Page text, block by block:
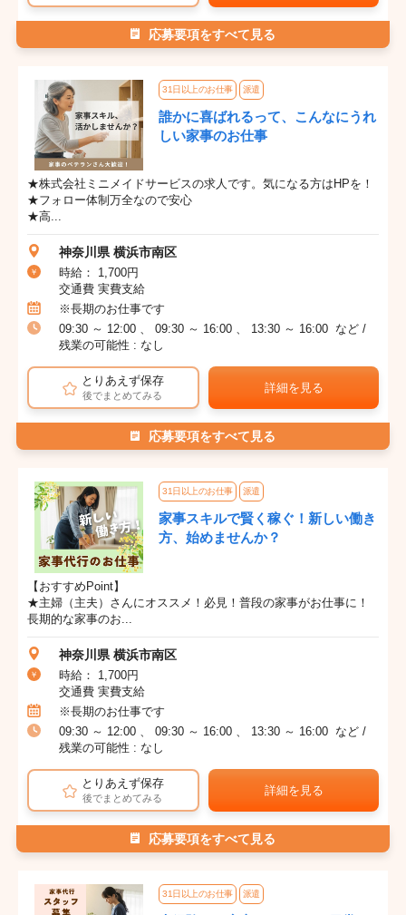
応募要項をすべて見る
31日以上のお仕事 派遣
誰かに喜ばれるって、こんなにうれ
しい家事のお仕事
★株式会社ミニメイドサービスの求人です。気になる方はHPを！
★フォロー体制万全なので安心
★高...
神奈川県 横浜市南区
時給： 1,700円
交通費 実費支給
※長期のお仕事です
09:30 ～ 12:00 、 09:30 ～ 16:00 、 13:30 ～ 16:00 など /
残業の可能性 : なし
とりあえず保存
後でまとめてみる
詳細を見る
応募要項をすべて見る
31日以上のお仕事 派遣
家事スキルで賢く稼ぐ！新しい働き
方、始めませんか？
【おすすめPoint】
★主婦（主夫）さんにオススメ！必見！普段の家事がお仕事に！
長期的な家事のお...
神奈川県 横浜市南区
時給： 1,700円
交通費 実費支給
※長期のお仕事です
09:30 ～ 12:00 、 09:30 ～ 16:00 、 13:30 ～ 16:00 など /
残業の可能性 : なし
とりあえず保存
後でまとめてみる
詳細を見る
応募要項をすべて見る
31日以上のお仕事 派遣